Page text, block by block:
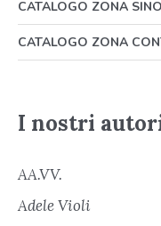
CATALOGO ZONA
CATALOGO ZONA
I nostri
AA.VV.
Adele Violi